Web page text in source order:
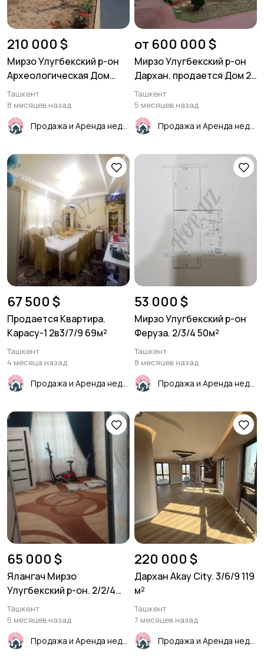
210 000 $
Мирзо Улугбекский р-он
Археологическая Дом
120м²
Ташкент
8 месяцев назад
от 600 000 $
Мирзо Улугбекский р-он
Дархан. продается Дом 2
уровня.520м²
Ташкент
5 месяцев назад
67 500 $
Продается Квартира.
Карасу-1 2в3/7/9 69м²
Ташкент
4 месяца назад
53 000 $
Мирзо Улугбекский р-он
Феруза. 2/3/4 50м²
Ташкент
8 месяцев назад
65 000 $
Ялангач Мирзо
Улугбекский р-он. 2/2/4
46м²
Ташкент
5 месяцев назад
220 000 $
Дархан Akay City. 3/6/9 119
м²
Ташкент
7 месяцев назад